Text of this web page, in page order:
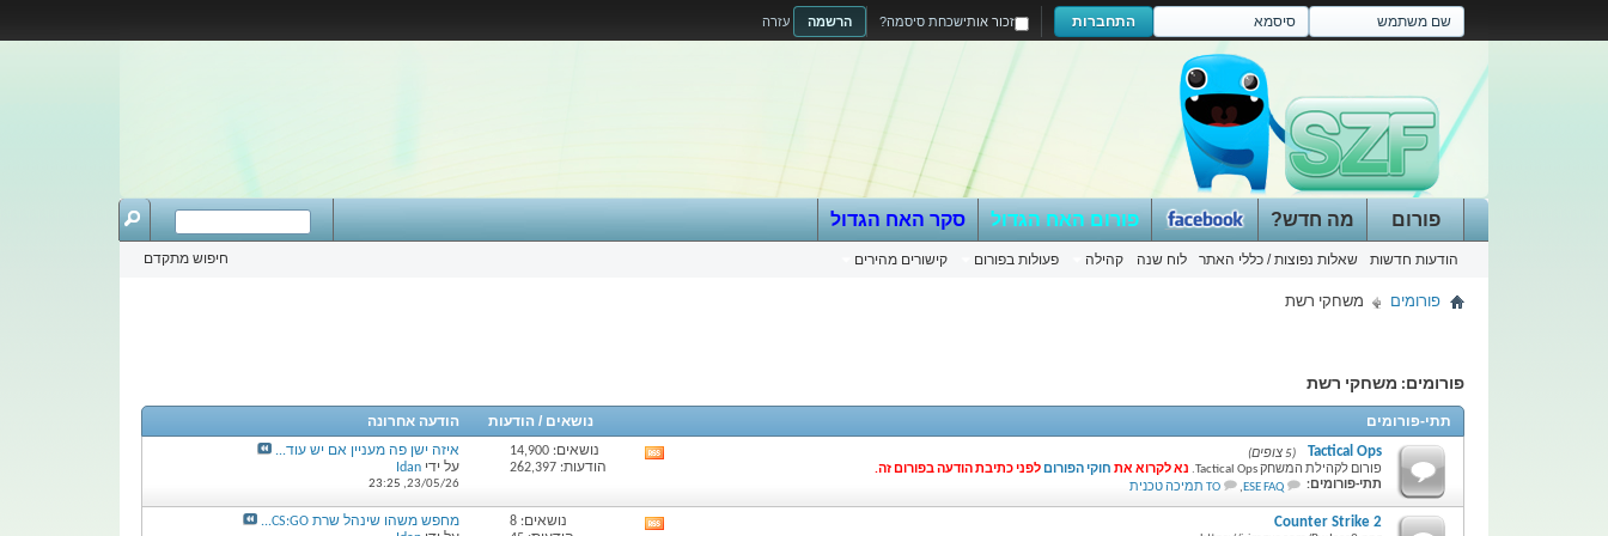
הרשמה עזרה התחברות זכור אותישכחת סיסמה?
פורום
הודעות חדשות שאלות נפוצות / כללי האתר לוח שנה קהילה פעולות בפורום קישורים מהירים
מה חדש? פורום האח הגדול סקר האח הגדול
חיפוש מתקדם
פורומים משחקי רשת
פורומים: משחקי רשת
תתי-פורומים נושאים / הודעות הודעה אחרונה
Tactical Ops
(5 צופים)
פורום לקהילת המשחק Tactical Ops.
נא לקרוא את חוקי הפורום לפני כתיבת הודעה בפורום זה.
תתי-פורומים:
ESE FAQ
, TO תמיכה טכנית
RSS
נושאים: 14,900
הודעות: 262,397
איזה ישן פה מעניין אם יש עוד...
על ידי Idan
23/05/26,
23:25
Counter Strike 2
נושאים: 8
מחפש משהו שינהל שרת CS:GO...